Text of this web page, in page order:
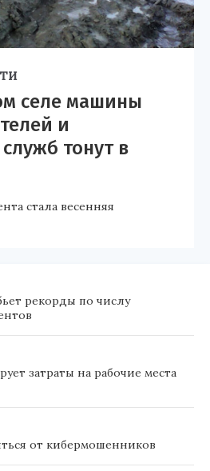
селе машины
и
тонут в
стала весенняя
рекорды по числу
затраты на рабочие места
от кибермошенников